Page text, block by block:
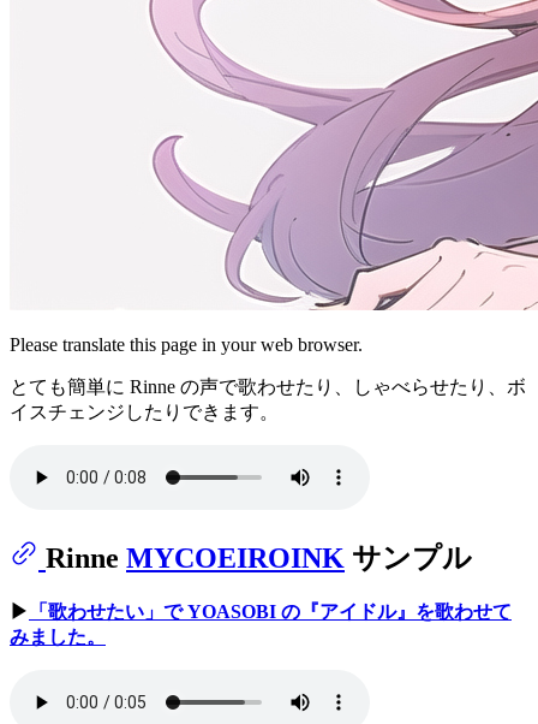
Please translate this page in your web browser.
とても簡単に Rinne の声で歌わせたり、しゃべらせたり、ボ
イスチェンジしたりできます。
Rinne MYCOEIROINK サンプル
▶
「歌わせたい」で YOASOBI の『アイドル』を歌わせて
みました。